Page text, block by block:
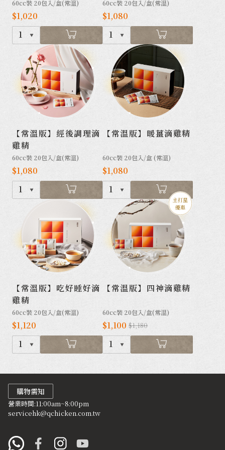
60cc裝 20包入/盒(常溫)
$1,020
1
60cc裝 20包入/盒(常溫)
$1,080
1
【常溫版】經後調理滴
雞精
60cc裝 20包入/盒(常溫)
$1,080
1
【常溫版】暖薑滴雞精
60cc裝 20包入/盒 (常溫)
$1,080
1
【常溫版】吃好睡好滴
雞精
60cc裝 20包入/盒(常溫)
$1,120
1
主打星
優惠
【常溫版】四神滴雞精
60cc裝 20包入/盒(常溫)
$1,100 $1,180
1
購物需知
營業時間:11:00am~8:00pm
servicehk@qchicken.com.tw